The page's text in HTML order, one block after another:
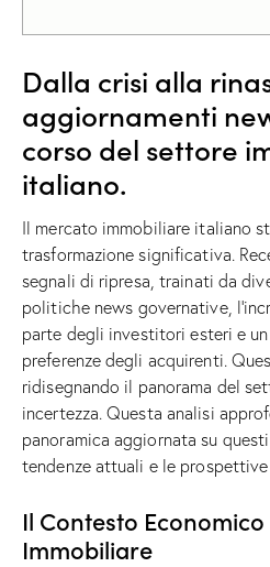
Dalla crisi alla
aggiornamenti
corso del settore
italiano.
Il mercato immobiliare italiano
trasformazione significativa.
segnali di ripresa, trainati da
politiche news governative,
parte degli investitori esteri e
preferenze degli acquirenti.
ridisegnando il panorama del
incertezza. Questa analisi
panoramica aggiornata su
tendenze attuali e le
Il Contesto
Immobiliare